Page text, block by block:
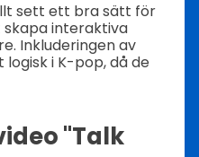
sett ett bra sätt för
interaktiva
Inkluderingen av
i K-pop, då de
"Talk